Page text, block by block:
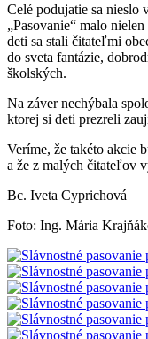
Celé podujatie sa nieslo
„Pasovanie“ malo
deti sa stali čitateľmi
do sveta fantázie,
školských.
Na záver nechýbala
ktorej si deti prezreli
Veríme, že takéto akcie
a že z malých čitateľov
Bc. Iveta Cyprichová
Foto: Ing. Mária